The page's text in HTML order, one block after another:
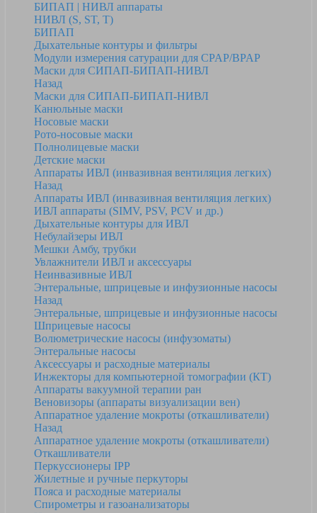
БИПАП | НИВЛ аппараты
НИВЛ (S, ST, T)
БИПАП
Дыхательные контуры и фильтры
Модули измерения сатурации для CPAP/BPAP
Маски для СИПАП-БИПАП-НИВЛ
Назад
Маски для СИПАП-БИПАП-НИВЛ
Канюльные маски
Носовые маски
Рото-носовые маски
Полнолицевые маски
Детские маски
Аппараты ИВЛ (инвазивная вентиляция легких)
Назад
Аппараты ИВЛ (инвазивная вентиляция легких)
ИВЛ аппараты (SIMV, PSV, PCV и др.)
Дыхательные контуры для ИВЛ
Небулайзеры ИВЛ
Мешки Амбу, трубки
Увлажнители ИВЛ и аксессуары
Неинвазивные ИВЛ
Энтеральные, шприцевые и инфузионные насосы
Назад
Энтеральные, шприцевые и инфузионные насосы
Шприцевые насосы
Волюметрические насосы (инфузоматы)
Энтеральные насосы
Аксессуары и расходные материалы
Инжекторы для компьютерной томографии (КТ)
Аппараты вакуумной терапии ран
Веновизоры (аппараты визуализации вен)
Аппаратное удаление мокроты (откашливатели)
Назад
Аппаратное удаление мокроты (откашливатели)
Откашливатели
Перкуссионеры IPP
Жилетные и ручные перкуторы
Пояса и расходные материалы
Спирометры и газоанализаторы